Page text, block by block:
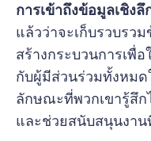
การเข้าถึงข้อมูลเชิงลึ
แล้วว่าจะเก็บรวบรว
สร้างกระบวนการเพื่
กับผู้มีส่วนร่วมทั้งหม
ลักษณะที่พวกเขารู้สึก
และช่วยสนับสนุนงาน